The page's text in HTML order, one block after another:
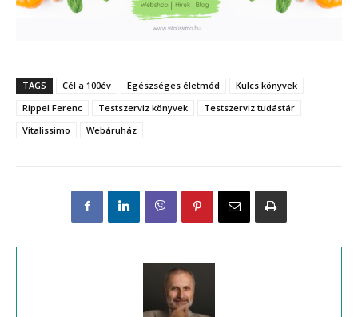
TAGS Cél a 100év Egészséges életmód
Kulcs könyvek
Rippel Ferenc
Testszerviz könyvek
Testszerviz tudástár
Vitalissimo
Webáruház